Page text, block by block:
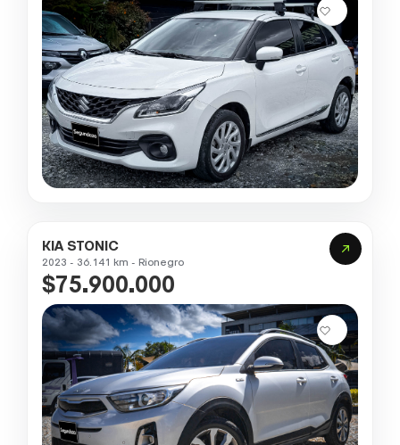
KIA STONIC
2023 - 36.141 km - Rionegro
$75.900.000